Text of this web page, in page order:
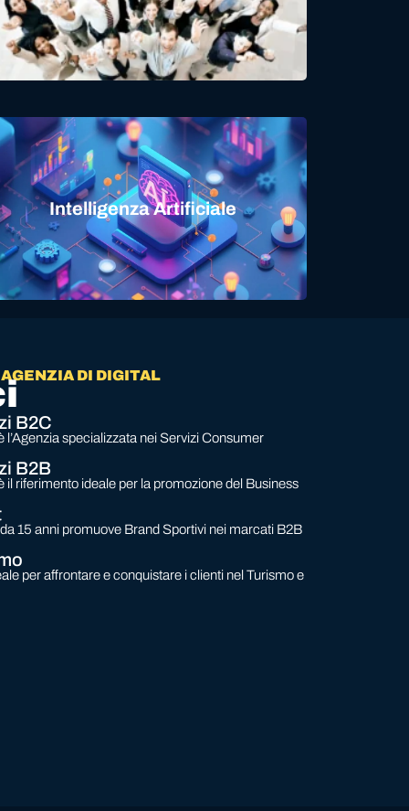
Intelligenza Artificiale
DI DIGITAL
B2C
specializzata nei Servizi Consumer
B2B
riferimento ideale per la promozione del Business
15 anni promuove Brand Sportivi nei marcati B2B
per affrontare e conquistare i clienti nel Turismo e